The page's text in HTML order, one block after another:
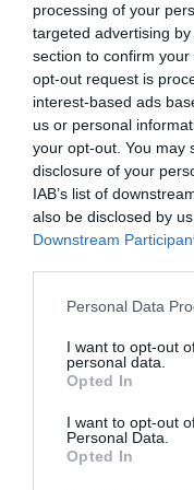
processing of your
targeted advertising
section to confirm
opt-out request is
interest-based ads
us or personal
your opt-out. You may
disclosure of your
IAB’s list of
also be disclosed by
Downstream
Please note that this
not limited to your visit
grant or deny consent
use your data for
consent section.
Personal Data
I want to opt-out
personal data.
Opted In
I want to opt-out
Personal Data.
Opted In
Τα θεραπευτικά
δέντρων
στο
και
Κόμμα Καρυστιανού:
Παρέμβαση
στον Ερυθρό Σταυρό: